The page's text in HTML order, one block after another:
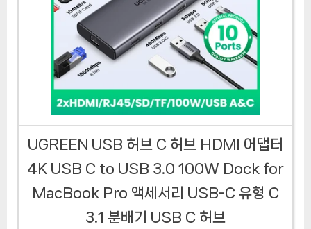
UGREEN USB 허브 C 허브 HDMI 어댑터
4K USB C to USB 3.0 100W Dock for
MacBook Pro 액세서리 USB-C 유형 C
3.1 분배기 USB C 허브